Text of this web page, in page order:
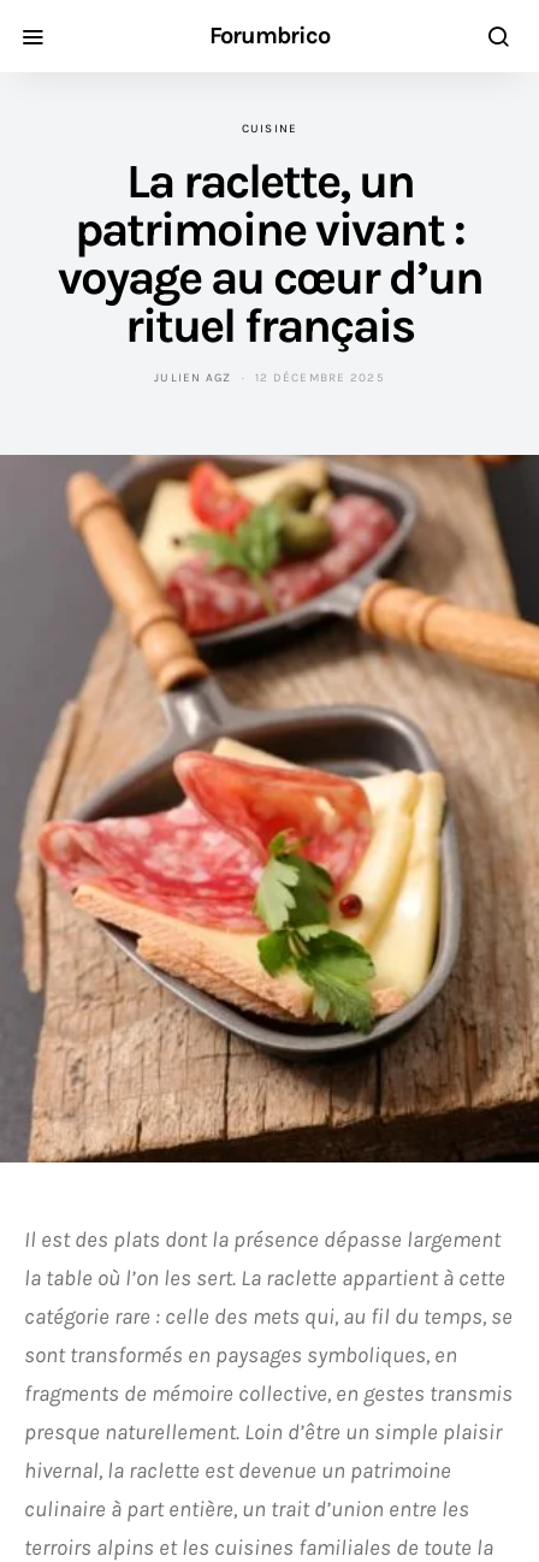
Forumbrico
CUISINE
La raclette, un
patrimoine vivant :
voyage au cœur d’un
rituel français
JULIEN AGZ 12 DÉCEMBRE 2025
Il est des plats dont la présence dépasse largement
la table où l’on les sert. La raclette appartient à cette
catégorie rare : celle des mets qui, au fil du temps, se
sont transformés en paysages symboliques, en
fragments de mémoire collective, en gestes transmis
presque naturellement. Loin d’être un simple plaisir
hivernal, la raclette est devenue un patrimoine
culinaire à part entière, un trait d’union entre les
terroirs alpins et les cuisines familiales de toute la